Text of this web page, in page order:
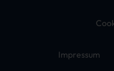
Impressum